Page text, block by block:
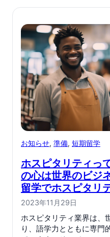
お知らせ, 準備, 短期留学
ホスピタリティっ
の心は世界のビジ
留学でホスピタリ
2023年11月29日
ホスピタリティ業界は、
り、語学力とともに専門